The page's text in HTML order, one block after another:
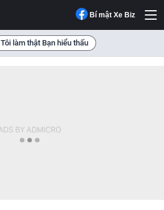
Bí mật Xe Biz
Tôi làm thật Bạn hiểu thấu